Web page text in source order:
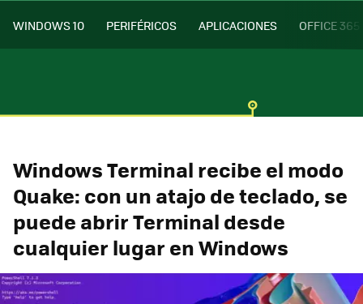
WINDOWS 10 PERIFÉRICOS APLICACIONES OFFICE 365
Windows Terminal recibe el modo
Quake: con un atajo de teclado, se
puede abrir Terminal desde
cualquier lugar en Windows